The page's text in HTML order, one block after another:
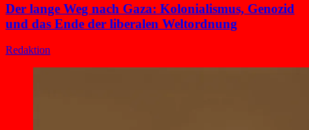
Der lange Weg nach Gaza: Kolonialismus, Genozid
und das Ende der liberalen Weltordnung
Redaktion